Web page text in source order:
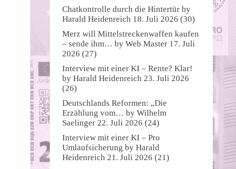
Chatkontrolle durch die Hintertür by
Harald Heidenreich 18. Juli 2026 (30)
Merz will Mittelstreckenwaffen kaufen
– sende ihm… by Web Master 17. Juli
2026 (27)
Interview mit einer KI – Rente? Klar!
by Harald Heidenreich 23. Juli 2026
(26)
Deutschlands Reformen: „Die
Erzählung vom… by Wilhelm
Saelinger 22. Juli 2026 (24)
Interview mit einer KI – Pro
Umlaufsicherung by Harald
Heidenreich 21. Juli 2026 (21)